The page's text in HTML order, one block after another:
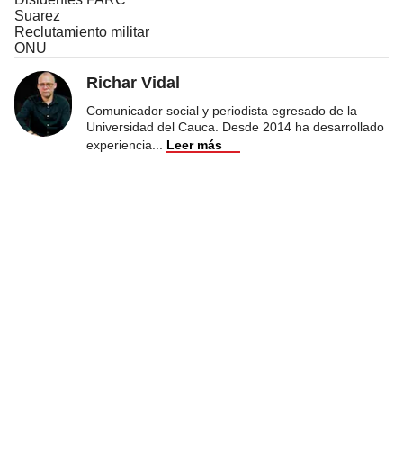
Suarez
Reclutamiento militar
ONU
Richar Vidal
Comunicador social y periodista egresado de la
Universidad del Cauca. Desde 2014 ha desarrollado
experiencia
Leer más